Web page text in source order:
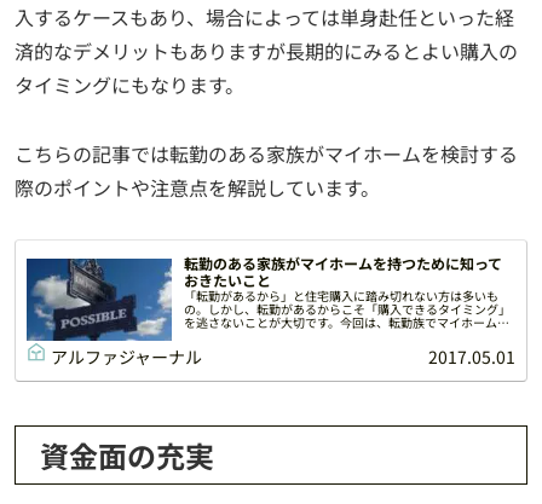
入するケースもあり、場合によっては単身赴任といった経
済的なデメリットもありますが長期的にみるとよい購入の
タイミングにもなります。
こちらの記事では転勤のある家族がマイホームを検討する
際のポイントや注意点を解説しています。
転勤のある家族がマイホームを持つために知って
おきたいこと
「転勤があるから」と住宅購入に踏み切れない方は多いも
の。しかし、転勤があるからこそ「購入できるタイミング」
を逃さないことが大切です。今回は、転勤族でマイホームの
き点についてご紹介します。
アルファジャーナル 2017.05.01
資金面の充実